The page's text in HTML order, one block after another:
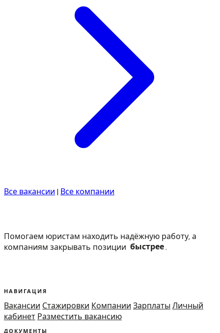
Все вакансии | Все компании
Помогаем юристам находить надёжную работу, а
компаниям закрывать позиции быстрее.
НАВИГАЦИЯ
Вакансии Стажировки Компании Зарплаты Личный
кабинет Разместить вакансию
ДОКУМЕНТЫ